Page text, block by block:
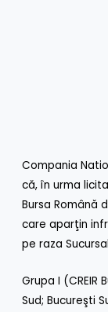
Compania
că, în urma
Bursa Română
care aparţin
pe raza
Grupa I (CREIR
Sud; Bucureşti